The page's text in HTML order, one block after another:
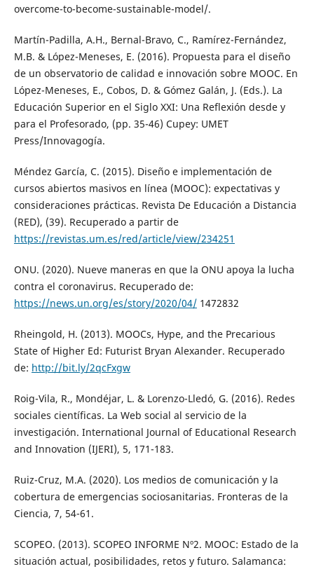
overcome-to-become-sustainable-model/.
Martín-Padilla, A.H., Bernal-Bravo, C., Ramírez-Fernández,
M.B. & López-Meneses, E. (2016). Propuesta para el diseño
de un observatorio de calidad e innovación sobre MOOC. En
López-Meneses, E., Cobos, D. & Gómez Galán, J. (Eds.). La
Educación Superior en el Siglo XXI: Una Reflexión desde y
para el Profesorado, (pp. 35-46) Cupey: UMET
Press/Innovagogía.
Méndez García, C. (2015). Diseño e implementación de
cursos abiertos masivos en línea (MOOC): expectativas y
consideraciones prácticas. Revista De Educación a Distancia
(RED), (39). Recuperado a partir de
https://revistas.um.es/red/article/view/234251
ONU. (2020). Nueve maneras en que la ONU apoya la lucha
contra el coronavirus. Recuperado de:
https://news.un.org/es/story/2020/04/1472832
Rheingold, H. (2013). MOOCs, Hype, and the Precarious
State of Higher Ed: Futurist Bryan Alexander. Recuperado
de: http://bit.ly/2qcFxgw
Roig-Vila, R., Mondéjar, L. & Lorenzo-Lledó, G. (2016). Redes
sociales científicas. La Web social al servicio de la
investigación. International Journal of Educational Research
and Innovation (IJERI), 5, 171-183.
Ruiz-Cruz, M.A. (2020). Los medios de comunicación y la
cobertura de emergencias sociosanitarias. Fronteras de la
Ciencia, 7, 54-61.
SCOPEO. (2013). SCOPEO INFORME Nº2. MOOC: Estado de la
situación actual, posibilidades, retos y futuro. Salamanca: